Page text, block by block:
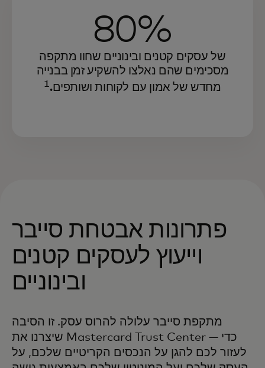
80%
של עסקים קטנים ובינוניים שחוו מתקפה
מסכימים שהם נאלצו להשקיע זמן בבנייה
מחדש של אמון עם לקוחות ושותפים. 1
פתרונות אבטחת סייבר
וייעוץ לעסקים קטנים
ובינוניים
מתקפת סייבר עלולה להרוס עסק. זו הסיבה
שיצרנו את Mastercard Trust Center — כדי
לעזור לכם להגן על הנכסים הקריטיים שלכם, על